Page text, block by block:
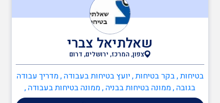
שאלתיאל צברי
צפון, המרכז, ירושלים, דרום
בטיחות , בקר בטיחות , יועץ בטיחות בעבודה , מדריך עבודה
בגובה , ממונה בטיחות בבניה , ממונה בטיחות בעבודה ,
ממונה בטיחות אש , כיבוי אש , ניהול אסונות ומצבי חירום ,